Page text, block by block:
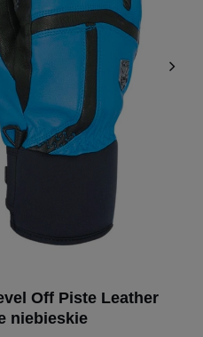
Off Piste Leather
niebieskie